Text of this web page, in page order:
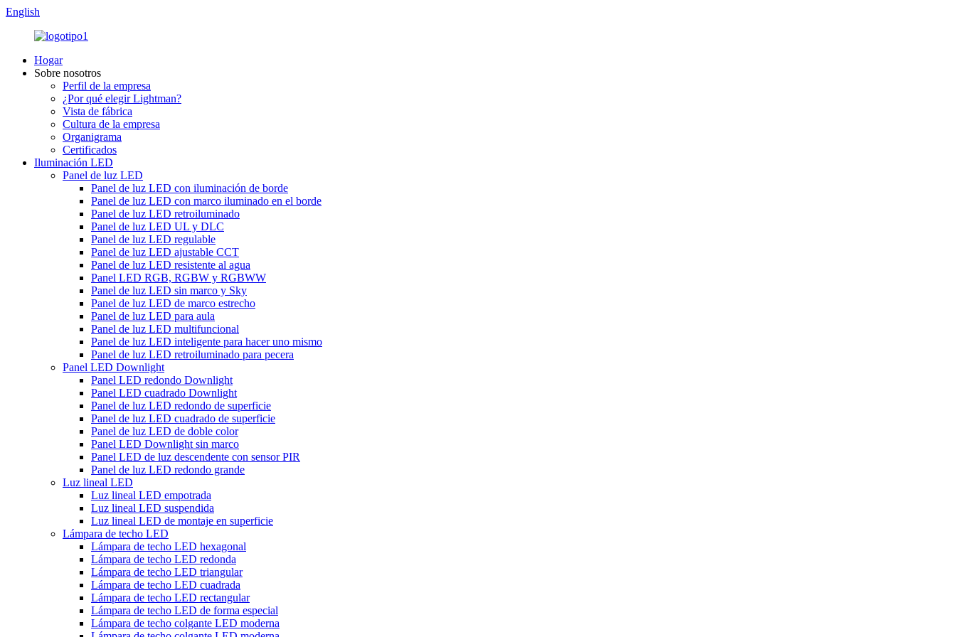
English
Hogar
Sobre nosotros
Perfil de la empresa
¿Por qué elegir Lightman?
Vista de fábrica
Cultura de la empresa
Organigrama
Certificados
Iluminación LED
Panel de luz LED
Panel de luz LED con iluminación de borde
Panel de luz LED con marco iluminado en el borde
Panel de luz LED retroiluminado
Panel de luz LED UL y DLC
Panel de luz LED regulable
Panel de luz LED ajustable CCT
Panel de luz LED resistente al agua
Panel LED RGB, RGBW y RGBWW
Panel de luz LED sin marco y Sky
Panel de luz LED de marco estrecho
Panel de luz LED para aula
Panel de luz LED multifuncional
Panel de luz LED inteligente para hacer uno mismo
Panel de luz LED retroiluminado para pecera
Panel LED Downlight
Panel LED redondo Downlight
Panel LED cuadrado Downlight
Panel de luz LED redondo de superficie
Panel de luz LED cuadrado de superficie
Panel de luz LED de doble color
Panel LED Downlight sin marco
Panel LED de luz descendente con sensor PIR
Panel de luz LED redondo grande
Luz lineal LED
Luz lineal LED empotrada
Luz lineal LED suspendida
Luz lineal LED de montaje en superficie
Lámpara de techo LED
Lámpara de techo LED hexagonal
Lámpara de techo LED redonda
Lámpara de techo LED triangular
Lámpara de techo LED cuadrada
Lámpara de techo LED rectangular
Lámpara de techo LED de forma especial
Lámpara de techo colgante LED moderna